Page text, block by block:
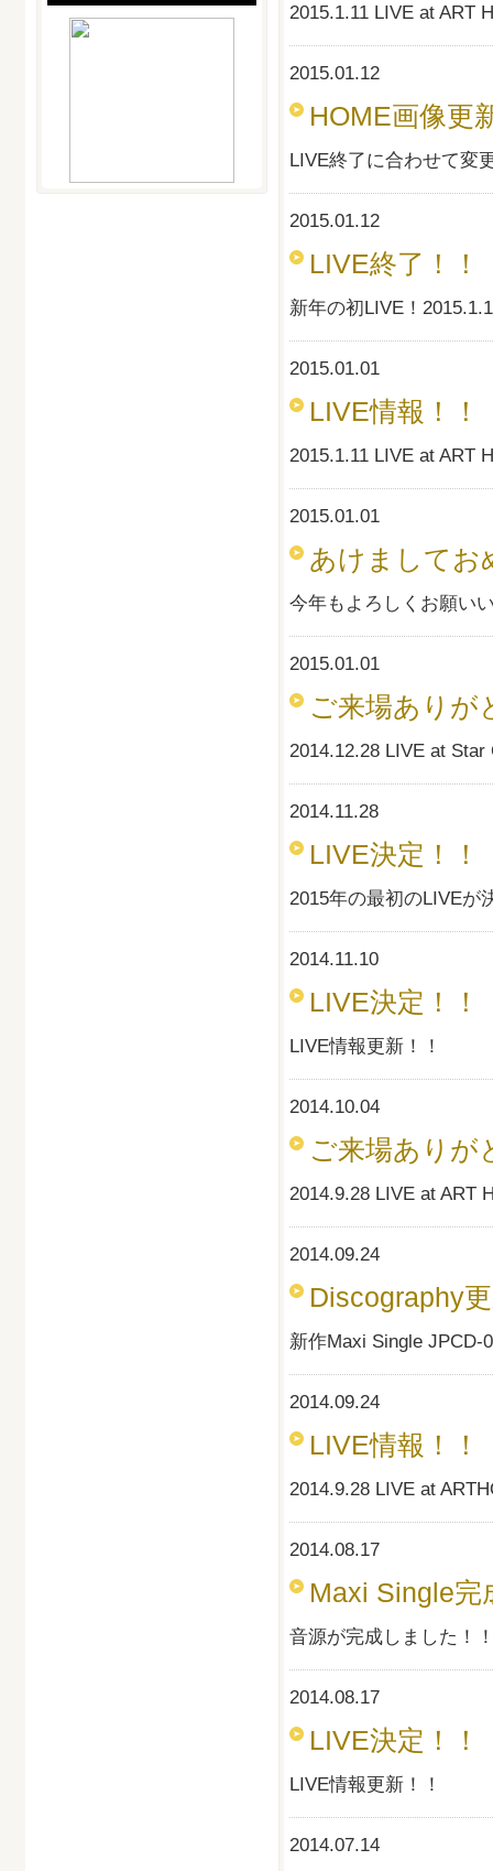
2015.1.11 LIVE at ART
2015.01.12
HOME画像更
LIVE終了に合わせて変
2015.01.12
LIVE終了！！
新年の初LIVE！
2015.01.01
LIVE情報！！
2015.1.11 LIVE at ART
2015.01.01
あけましてお
今年もよろしくお願い
2015.01.01
ご来場ありが
2014.12.28 LIVE at Star
2014.11.28
LIVE決定！！
2015年の最初のLIVEが
2014.11.10
LIVE決定！！
LIVE情報更新！！
2014.10.04
ご来場ありが
2014.9.28 LIVE at ART
2014.09.24
Discography
新作Maxi Single JPCD-
2014.09.24
LIVE情報！！
2014.9.28 LIVE at
2014.08.17
Maxi Single完
音源が完成しました！
2014.08.17
LIVE決定！！
LIVE情報更新！！
2014.07.14